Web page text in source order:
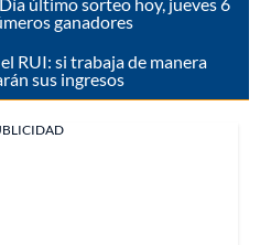
ganadores
RUI: si trabaja de manera
sus ingresos